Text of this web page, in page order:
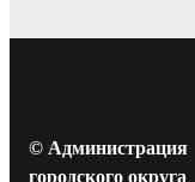
© Администрация
городского округа